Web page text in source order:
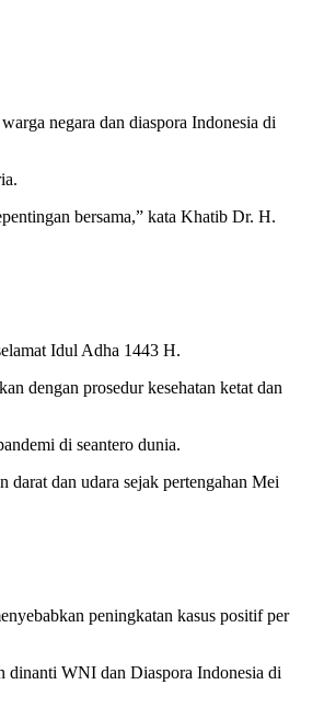
negara dan diaspora Indonesia di
bersama,” kata Khatib Dr. H.
Idul Adha 1443 H.
dengan prosedur kesehatan ketat dan
di seantero dunia.
dan udara sejak pertengahan Mei
peningkatan kasus positif per
dinanti WNI dan Diaspora Indonesia di